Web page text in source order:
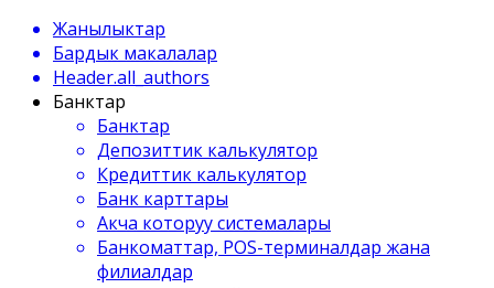
Жанылыктар
Бардык макалалар
Header.all_authors
Банктар
Банктар
Депозиттик калькулятор
Кредиттик калькулятор
Банк карттары
Акча которуу системалары
Банкоматтар, POS-терминалдар жана
филиалдар